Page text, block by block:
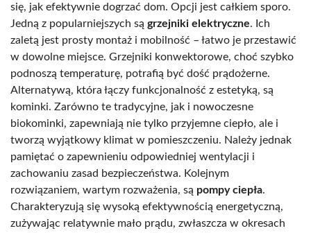
się, jak efektywnie dogrzać dom. Opcji jest całkiem sporo.
Jedną z popularniejszych są grzejniki elektryczne. Ich
zaletą jest prosty montaż i mobilność – łatwo je przestawić
w dowolne miejsce. Grzejniki konwektorowe, choć szybko
podnoszą temperaturę, potrafią być dość prądożerne.
Alternatywą, która łączy funkcjonalność z estetyką, są
kominki. Zarówno te tradycyjne, jak i nowoczesne
biokominki, zapewniają nie tylko przyjemne ciepło, ale i
tworzą wyjątkowy klimat w pomieszczeniu. Należy jednak
pamiętać o zapewnieniu odpowiedniej wentylacji i
zachowaniu zasad bezpieczeństwa. Kolejnym
rozwiązaniem, wartym rozważenia, są pompy ciepła.
Charakteryzują się wysoką efektywnością energetyczną,
zużywając relatywnie mało prądu, zwłaszcza w okresach